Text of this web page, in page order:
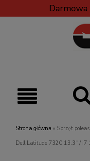
Strona główna » Sprzęt
Dell Latitude 7320 13.3" / i7